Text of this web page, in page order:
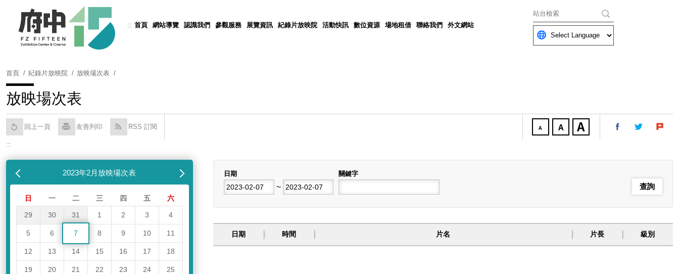
::: 首頁 網站導覽 認識我們 參觀服務 展覽資訊 紀錄片放映院 活動快訊 數位資源 場地租借 聯絡我們 外文網站
關鍵字
Powered by Translate
首頁 紀錄片放映院 放映場次表
放映場次表
回上一頁 友善列印 RSS 訂閱
:::
2023年2月放映場次表
日 一 二 三 四 五 六
29 30 31 1 2 3 4
5 6 7 8 9 10 11
12 13 14 15 16 17 18
19 20 21 22 23 24 25
日期
開始日期
~
關鍵字
日期 時間 片名 片長 級別